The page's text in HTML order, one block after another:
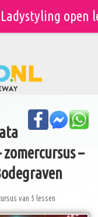
–
van 5 lessen
open